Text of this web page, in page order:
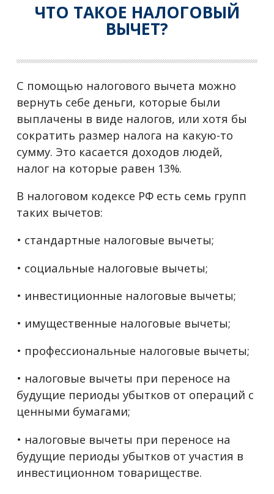
ЧТО ТАКОЕ НАЛОГОВЫЙ
ВЫЧЕТ?
С помощью налогового вычета можно
вернуть себе деньги, которые были
выплачены в виде налогов, или хотя бы
сократить размер налога на какую-то
сумму. Это касается доходов людей,
налог на которые равен 13%.
В налоговом кодексе РФ есть семь групп
таких вычетов:
• стандартные налоговые вычеты;
• социальные налоговые вычеты;
• инвестиционные налоговые вычеты;
• имущественные налоговые вычеты;
• профессиональные налоговые вычеты;
• налоговые вычеты при переносе на
будущие периоды убытков от операций с
ценными бумагами;
• налоговые вычеты при переносе на
будущие периоды убытков от участия в
инвестиционном товариществе.